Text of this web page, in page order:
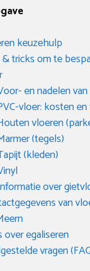
keuzehulp
tricks om te
en nadelen
vloer: kosten
vloeren
(tegels)
(kleden)
over
van
over egaliseren
vragen